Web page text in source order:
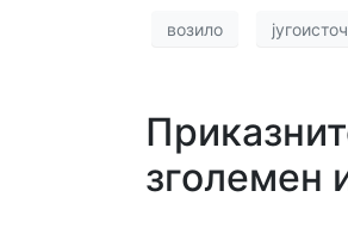
возило
зголемен